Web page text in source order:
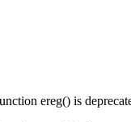
ereg() is